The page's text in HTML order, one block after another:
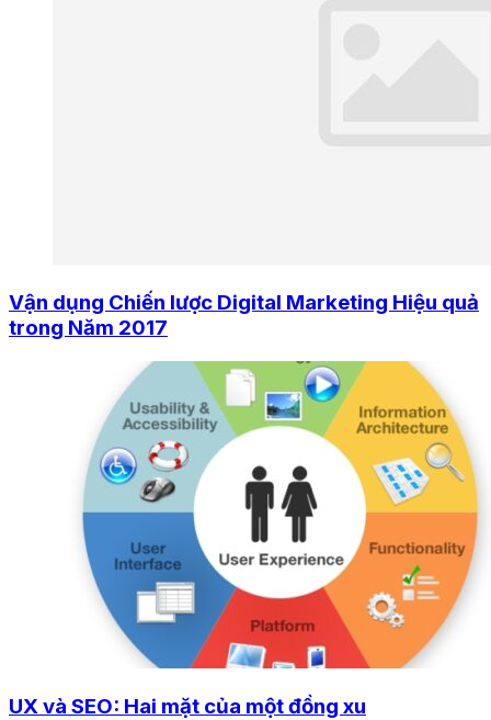
Vận dụng Chiến lược Digital Marketing Hiệu quả
trong Năm 2017
UX và SEO: Hai mặt của một đồng xu